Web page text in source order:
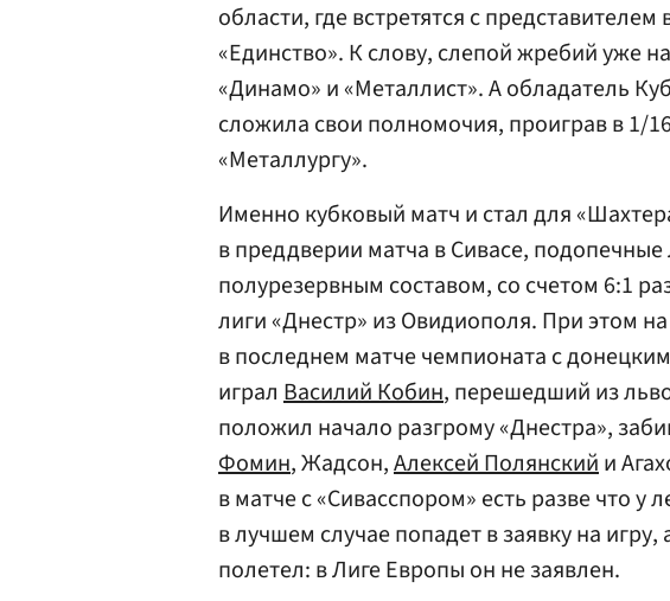
области, где встретятся с
«Единство». К слову, слепой жребий уже
«Динамо» и «Металлист». А обладатель
сложила свои полномочия, проиграв в 1/
«Металлургу».
Именно кубковый матч и стал для
в преддверии матча в Сивасе, подопечные
полурезервным составом, со счетом 6:1
лиги «Днестр» из Овидиополя. При этом
в последнем матче чемпионата с
играл Василий Кобин, перешедший из
положил начало разгрому «Днестра»,
Фомин, Жадсон,Алексей Полянскийи
в матче с «Сивасспором» есть разве что у
в лучшем случае попадет в заявку на
полетел: в Лиге Европы он не заявлен.